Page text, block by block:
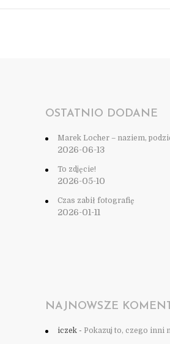
OSTATNIO DODANE
Marek Locher – naziem,
2026-06-13
To zdjęcie!
2026-05-10
Czas zabił fotografię
2026-01-11
NAJNOWSZE
iczek - Pokazuj to, czego inni